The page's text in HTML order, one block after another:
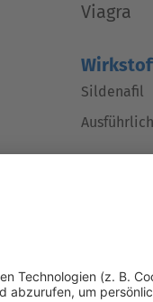
Viagra
Sildenafil
-